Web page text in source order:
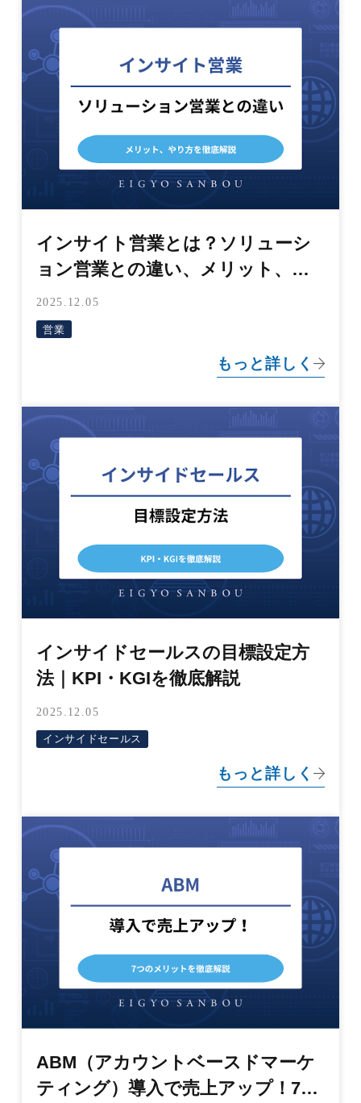
インサイト営業とは？ソリューシ
ョン営業との違い、メリット、や
り方を徹底解説
2025.12.05
営業
もっと詳しく
インサイドセールスの目標設定方
法｜KPI・KGIを徹底解説
2025.12.05
インサイドセールス
もっと詳しく
ABM（アカウントベースドマーケ
ティング）導入で売上アップ！7つ